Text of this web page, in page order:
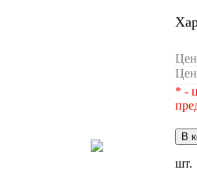
* -
В
шт.